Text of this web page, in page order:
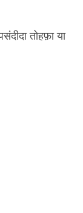
तोहफ़ा या